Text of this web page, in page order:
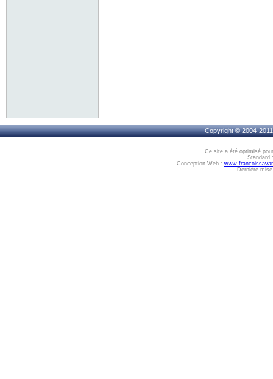
Copyright © 2004-
Ce site a été optimisé
Standard
Conception Web :
Dernière